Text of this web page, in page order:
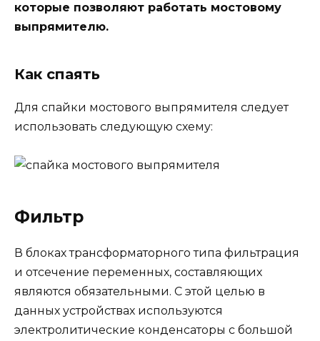
которые позволяют работать мостовому
выпрямителю.
Как спаять
Для спайки мостового выпрямителя следует
использовать следующую схему:
Фильтр
В блоках трансформаторного типа фильтрация
и отсечение переменных, составляющих
являются обязательными. С этой целью в
данных устройствах используются
электролитические конденсаторы с большой